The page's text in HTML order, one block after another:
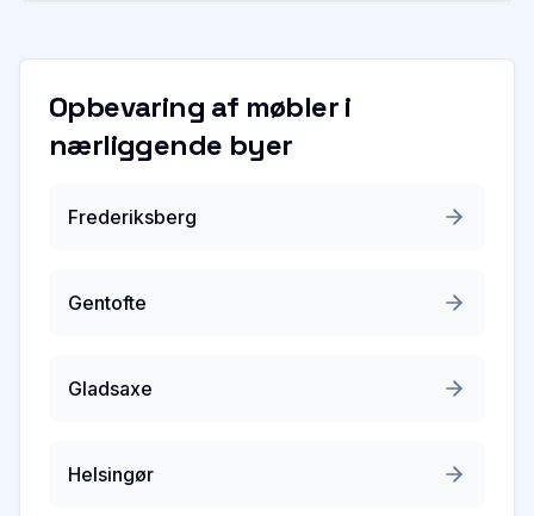
Opbevaring af møbleri
nærliggende byer
Frederiksberg
Gentofte
Gladsaxe
Helsingør